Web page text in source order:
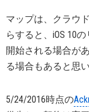
マップは、クラウ
らすると、iOS 10
開始される場合が
る場合もあると思い
5/24/2016時点の